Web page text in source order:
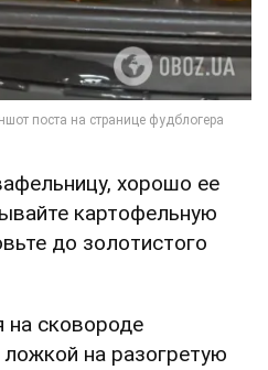
хорошо ее
картофельную
до золотистого
на сковороде
на разогретую